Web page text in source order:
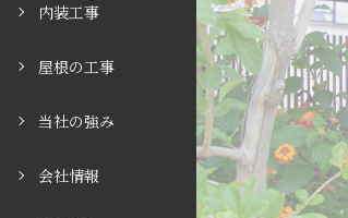
内装工事
屋根の工事
当社の強み
会社情報